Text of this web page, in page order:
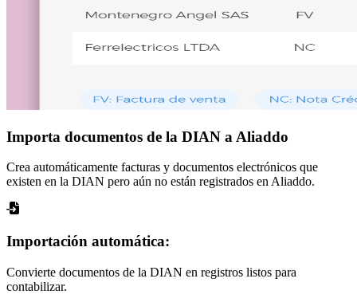
Importa documentos de la DIAN a Aliaddo
Crea automáticamente facturas y documentos electrónicos que
existen en la DIAN pero aún no están registrados en Aliaddo.
Importación automática:
Convierte documentos de la DIAN en registros listos para
contabilizar.